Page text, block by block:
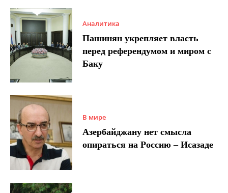
Аналитика
Пашинян укрепляет власть
перед референдумом и миром с
Баку
В мире
Азербайджану нет смысла
опираться на Россию – Исазаде